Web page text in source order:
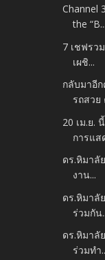
Channel
the “B...
7 เชฟรว
เผชิ...
กลับมาอีก
รถสวย
20 เม.ย.
การแส
ดร.หิมาลั
งาน...
ดร.หิมาลั
ร่วมกัน
ดร.หิมาลั
ร่วมทำ